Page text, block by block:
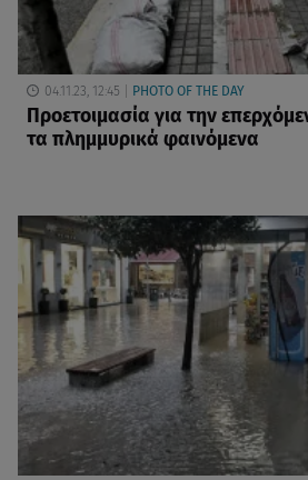
04.11.23, 12:45 PHOTO OF THE DAY
Προετοιμασία για την
τα πλημμυρικά φαινόμενα